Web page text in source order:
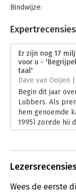
Bindwijze:
Uitgever:
Verschijningsdatum:
Hoofdrubriek:
Expertrecensies
Er zijn nog 17
voor u -
taal'
Dave van Ooijen
Begin dit jaar
Lubbers. Als
hem genoemde
1995) zorgde hij
sociaal-
zekerheid
Lees verder
Wees de eerste